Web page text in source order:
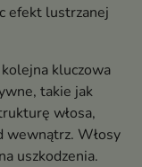
efekt lustrzanej
kluczowa
takie jak
włosa,
wewnątrz. Włosy
uszkodzenia.